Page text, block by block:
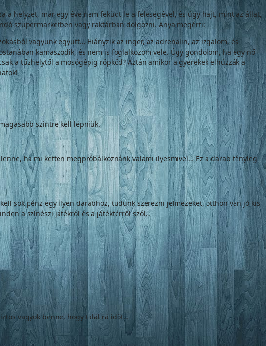
a helyzet, már egy éve nem feküdt le a feleségével, és úgy hajt, mint az állat,
szupermarketben vagy raktárban dolgozni. Anya megérti:
vagyunk együtt… Hiányzik az inger, az adrenalin, az izgalom, és
kamaszodik, és nem is foglalkozom vele. Úgy gondolom, ha egy nő
a tűzhelytől a mosógépig röpköd? Aztán amikor a gyerekek elhúzzák a
szintre kell lépniük.
ha mi ketten megpróbálkoznánk valami ilyesmivel… Ez a darab tényleg
sok pénz egy ilyen darabhoz, tudunk szerezni jelmezeket, otthon van jó kis
a színészi játékról és a játéktérről szól…
vagyok benne, hogy talál rá időt…